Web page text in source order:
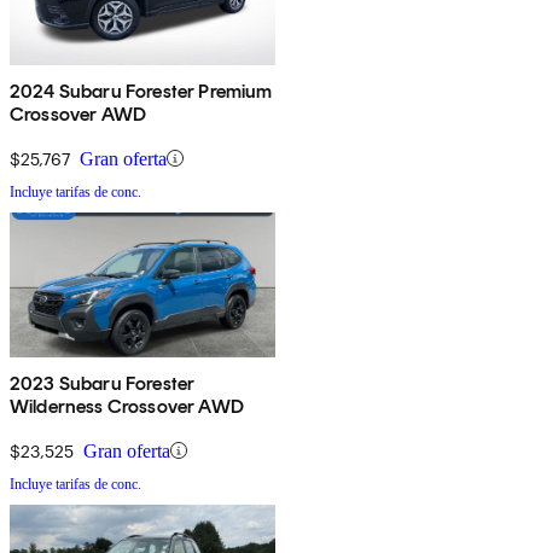
2024 Subaru Forester Premium
Crossover AWD
$25,767 Gran oferta
Incluye tarifas de conc.
2023 Subaru Forester
Wilderness Crossover AWD
$23,525 Gran oferta
Incluye tarifas de conc.